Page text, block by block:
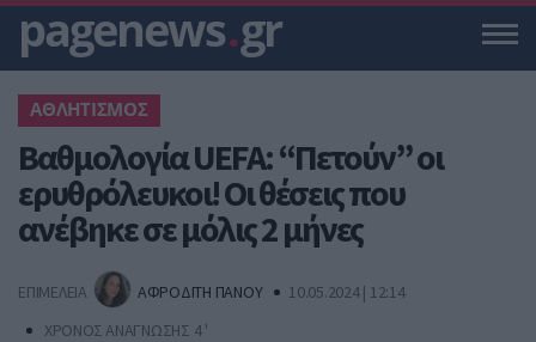
pagenews.gr
ΑΘΛΗΤΙΣΜΟΣ
Βαθμολογία UEFA: “Πετούν” οι
ερυθρόλευκοι! Οι θέσεις που
ανέβηκε σε μόλις 2 μήνες
ΕΠΙΜΕΛΕΙΑ ΑΦΡΟΔΙΤΗ ΠΑΝΟΥ
10.05.2024 | 12:14
ΧΡΟΝΟΣ ΑΝΑΓΝΩΣΗΣ 4 '